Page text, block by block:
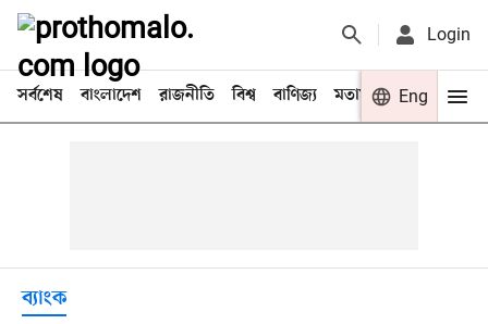
Login
সর্বশেষ বাংলাদেশ রাজনীতি বিশ্ব বাণিজ্য মতামত খেলা
Eng
ব্যাংক